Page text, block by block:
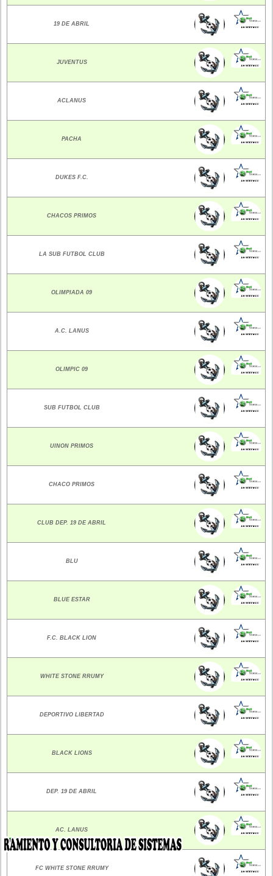
19 DE ABRIL
JUVENTUS
ACLANUS
PACHA
DUKES F.C.
CHACOS PRIMOS
LA SUB FUTBOL CLUB
OLIMPIADA 09
A.C. LANUS
OLIMPIC 09
SUB FUTBOL CLUB
UINON PRIMOS
CHACO PRIMOS
CLUB DEP. 19 DE ABRIL
BLU
BLUE ESTAR
F.C. BLACK LION
WHITE STONE RRUMY
DEPORTIVO LIBERTAD
BLACK LIONS
DEP. 19 DE ABRIL
AC. LANUS
FC WHITE STONE RRUMY
X